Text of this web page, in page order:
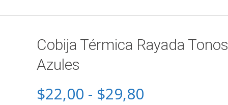
Cobija Térmica Rayada Tonos
Azules
$22,00 - $29,80Rango